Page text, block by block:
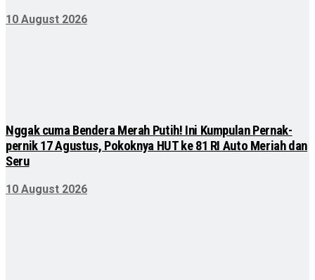
10 August 2026
Nggak cuma Bendera Merah Putih! Ini Kumpulan Pernak-
pernik 17 Agustus, Pokoknya HUT ke 81 RI Auto Meriah dan
Seru
10 August 2026